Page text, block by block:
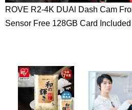
ROVE R2-4K DUAl Dash Cam
Sensor Free 128GB Card